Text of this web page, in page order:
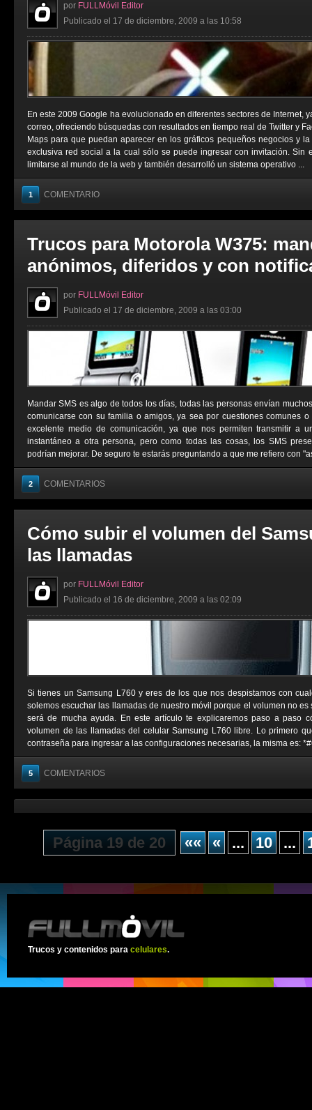
por FULLMóvil Editor
Publicado el 17 de diciembre, 2009 a las 10:58
En este 2009 Google ha evolucionado en diferentes sectores de Internet,
correo, ofreciendo búsquedas con resultados en tiempo real de Twitter y
Maps para que puedan aparecer en los gráficos pequeños negocios y
exclusiva red social a la cual sólo se puede ingresar con invitación. Sin
limitarse al mundo de la web y también desarrolló un sistema operativo ...
1 COMENTARIO
Trucos para Motorola W375:
anónimos, diferidos y con
por FULLMóvil Editor
Publicado el 17 de diciembre, 2009 a las 03:00
Mandar SMS es algo de todos los días, todas las personas envían
comunicarse con su familia o amigos, ya sea por cuestiones comunes
excelente medio de comunicación, ya que nos permiten transmitir a
instantáneo a otra persona, pero como todas las cosas, los SMS
podrían mejorar. De seguro te estarás preguntando a que me refiero con
2 COMENTARIOS
Cómo subir el volumen del
las llamadas
por FULLMóvil Editor
Publicado el 16 de diciembre, 2009 a las 02:09
Si tienes un Samsung L760 y eres de los que nos despistamos con
solemos escuchar las llamadas de nuestro móvil porque el volumen no
será de mucha ayuda. En este artículo te explicaremos paso a paso
volumen de las llamadas del celular Samsung L760 libre. Lo primero
contraseña para ingresar a las configuraciones necesarias, la misma es:
5 COMENTARIOS
Página 19 de 20 «« « ... 10 ...
Trucos y contenidos para celulares.